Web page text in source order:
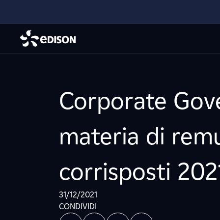
Corporate
materia di
corrisposti
31/12/2021
CONDIVIDI